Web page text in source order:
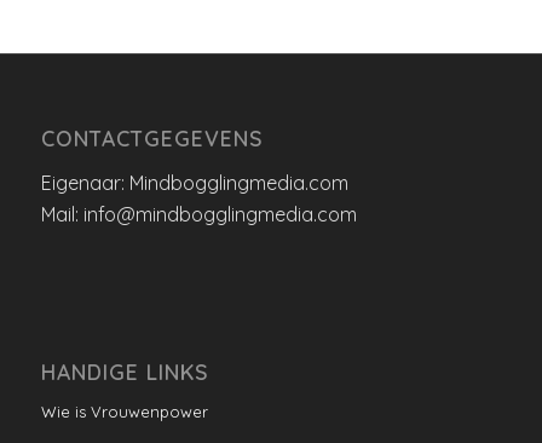
CONTACTGEGEVENS
Eigenaar: Mindbogglingmedia.com
Mail: info@mindbogglingmedia.com
HANDIGE LINKS
Wie is Vrouwenpower